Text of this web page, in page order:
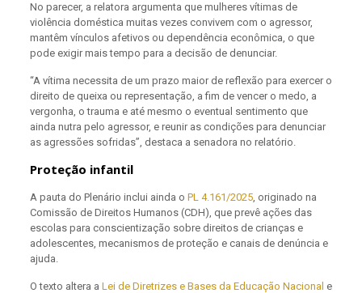
No parecer, a relatora argumenta que mulheres vítimas de
violência doméstica muitas vezes convivem com o agressor,
mantêm vínculos afetivos ou dependência econômica, o que
pode exigir mais tempo para a decisão de denunciar.
“A vítima necessita de um prazo maior de reflexão para exercer o
direito de queixa ou representação, a fim de vencer o medo, a
vergonha, o trauma e até mesmo o eventual sentimento que
ainda nutra pelo agressor, e reunir as condições para denunciar
as agressões sofridas”, destaca a senadora no relatório.
Proteção infantil
A pauta do Plenário inclui ainda o PL 4.161/2025, originado na
Comissão de Direitos Humanos (CDH), que prevê ações das
escolas para conscientização sobre direitos de crianças e
adolescentes, mecanismos de proteção e canais de denúncia e
ajuda.
O texto altera a Lei de Diretrizes e Bases da Educação Nacional e